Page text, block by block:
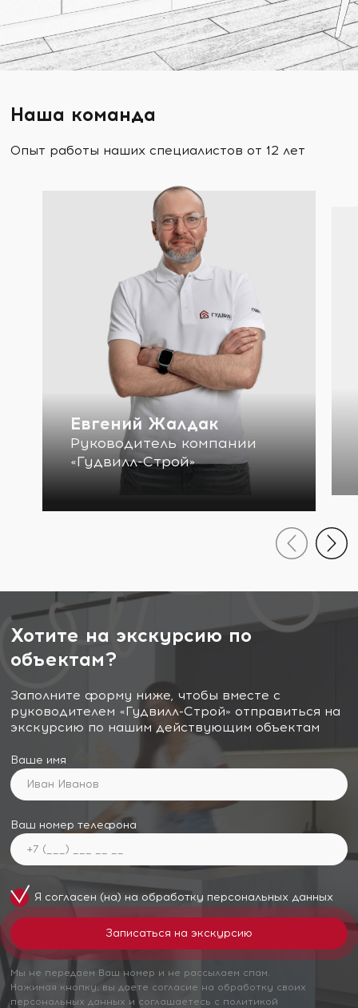
Наша команда
Опыт работы наших специалистов от 12 лет
Евгений Жалдак
Руководитель компании
«Гудвилл-Строй»
Хотите на экскурсию по
объектам?
Заполните форму ниже, чтобы вместе с
руководителем «Гудвилл-Строй» отправиться на
экскурсию по нашим действующим объектам
Ваше имя
Ваш номер телефона
Я согласен (на) на обработку персональных данных
Мы не передаем Ваш номер и не рассылаем спам.
Нажимая кнопку, вы даете согласие на обработку своих
персональных данных и соглашаетесь с политикой